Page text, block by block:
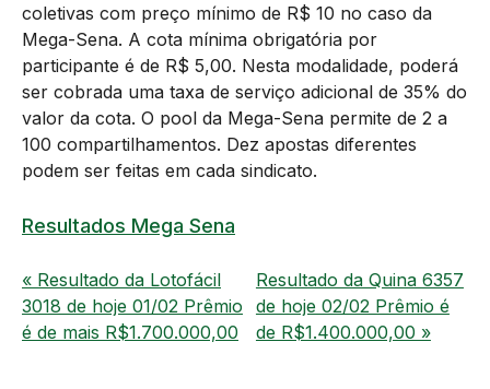
coletivas com preço mínimo de R$ 10 no caso da
Mega-Sena. A cota mínima obrigatória por
participante é de R$ 5,00. Nesta modalidade, poderá
ser cobrada uma taxa de serviço adicional de 35% do
valor da cota. O pool da Mega-Sena permite de 2 a
100 compartilhamentos. Dez apostas diferentes
podem ser feitas em cada sindicato.
Resultados Mega Sena
« Resultado da Lotofácil
3018 de hoje 01/02 Prêmio
é de mais R$1.700.000,00
Resultado da Quina 6357
de hoje 02/02 Prêmio é
de R$1.400.000,00 »